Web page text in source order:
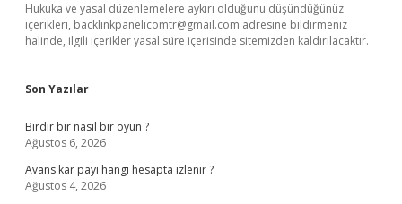
Hukuka ve yasal düzenlemelere aykırı olduğunu düşündüğünüz
içerikleri, backlinkpanelicomtr@gmail.com adresine bildirmeniz
halinde, ilgili içerikler yasal süre içerisinde sitemizden kaldırılacaktır.
Son Yazılar
Birdir bir nasıl bir oyun ?
Ağustos 6, 2026
Avans kar payı hangi hesapta izlenir ?
Ağustos 4, 2026